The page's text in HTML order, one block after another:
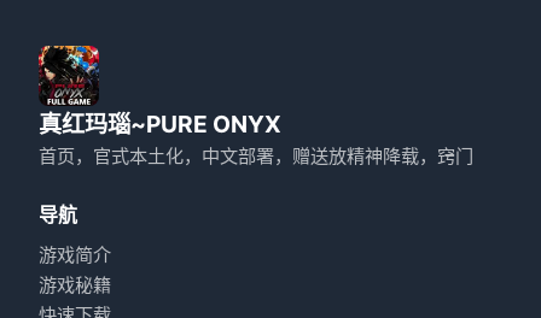
真红玛瑙~PURE ONYX
首页，官式本土化，中文部署，赠送放精神降载，窍门
导航
游戏简介
游戏秘籍